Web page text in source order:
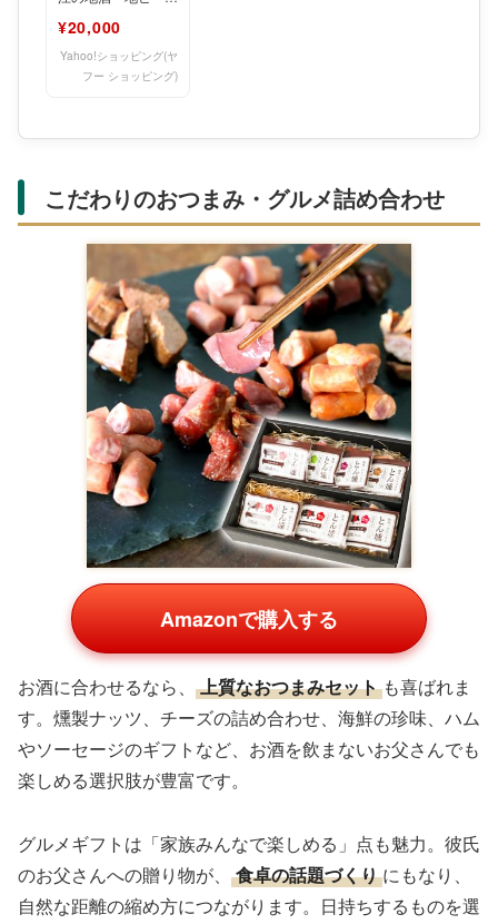
み酒店 滋賀県 東近
江市
¥20,000
Yahoo!ショッピング(ヤ
フー ショッピング)
こだわりのおつまみ・グルメ詰め合わせ
Amazonで購入する
お酒に合わせるなら、 上質なおつまみセット も喜ばれま
す。燻製ナッツ、チーズの詰め合わせ、海鮮の珍味、ハム
やソーセージのギフトなど、お酒を飲まないお父さんでも
楽しめる選択肢が豊富です。
グルメギフトは「家族みんなで楽しめる」点も魅力。彼氏
のお父さんへの贈り物が、
食卓の話題づくり にもなり、
自然な距離の縮め方につながります。日持ちするものを選